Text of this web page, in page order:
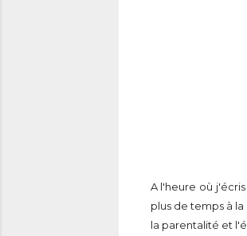
A l'heure où
plus de temps à
la parentalité et